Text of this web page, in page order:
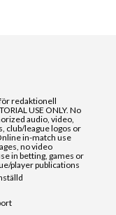
redaktionell
USE ONLY. No
audio, video,
club/league logos or
in-match use
no video
in betting, games or
player publications